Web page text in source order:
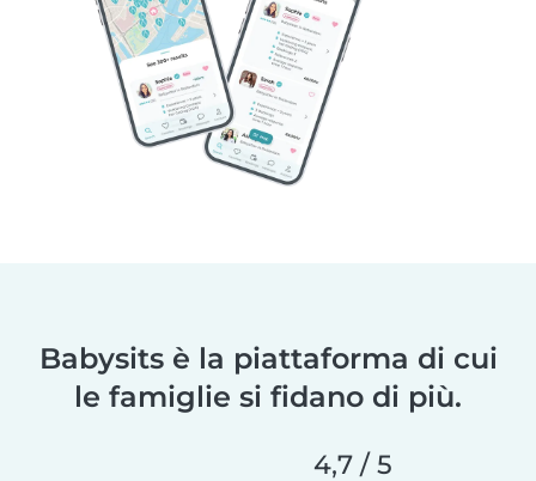
Babysits è la piattaforma di cui
le famiglie si fidano di più.
4,7 / 5